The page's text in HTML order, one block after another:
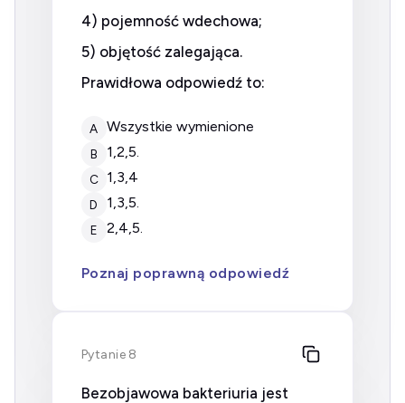
4) pojemność wdechowa;
5) objętość zalegająca.
Prawidłowa odpowiedź to:
A wszystkie wymienione
B 1,2,5.
C 1,3,4
D 1,3,5.
E 2,4,5.
Poznaj poprawną odpowiedź
Pytanie 8
Bezobjawowa bakteriuria jest